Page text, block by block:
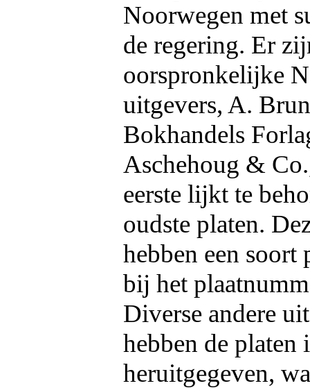
Noorwegen met
de regering. Er
oorspronkelijke
uitgevers, A.
Bokhandels
Aschehoug &
eerste lijkt te
oudste platen.
hebben een soort
bij het
Diverse andere
hebben de platen
heruitgegeven,